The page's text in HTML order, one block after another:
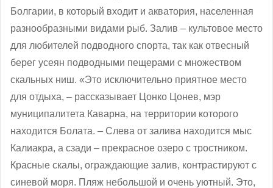
Болгарии, в который входит и акватория, населенная
разнообразными видами рыб. Залив – культовое место
для любителей подводного спорта, так как отвесный
берег усеян подводными пещерами с множеством
скальных ниш. «Это исключительно приятное место
для отдыха, ‒ рассказывает Цонко Цонев, мэр
муниципалитета Каварна, на территории которого
находится Болата. ‒ Слева от залива находится мыс
Калиакра, а сзади ‒ прекрасное озеро с тростником.
Красные скалы, ограждающие залив, контрастируют с
синевой моря. Пляж небольшой и очень уютный. Это,